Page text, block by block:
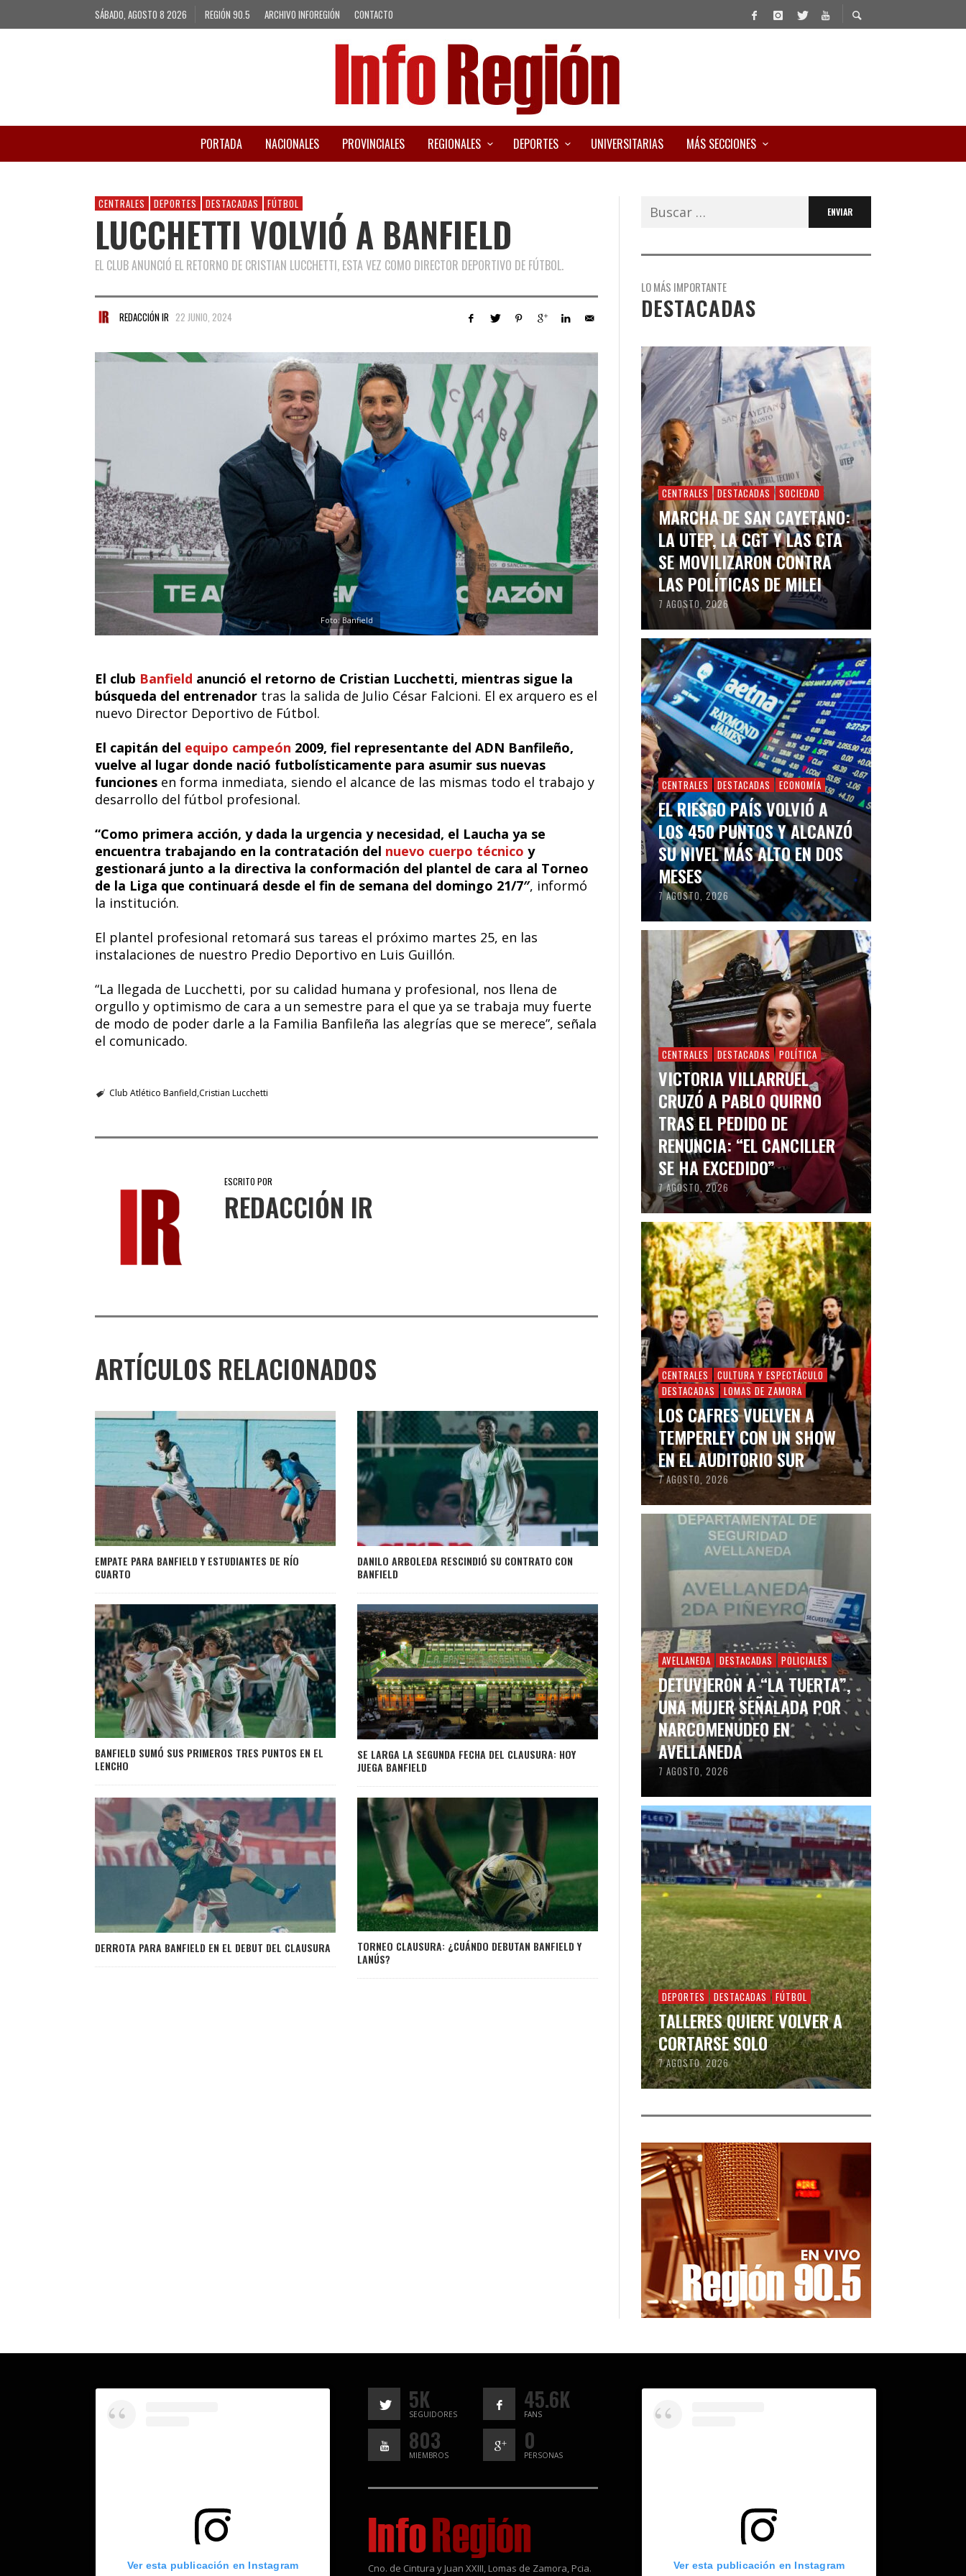
SÁBADO, AGOSTO 8 2026 REGIÓN 90.5 ARCHIVO INFOREGIÓN CONTACTO
PORTADA NACIONALES PROVINCIALES REGIONALES DEPORTES UNIVERSITARIAS MÁS SECCIONES
CENTRALES DEPORTES DESTACADAS FÚTBOL
LUCCHETTI VOLVIÓ A BANFIELD
EL CLUB ANUNCIÓ EL RETORNO DE CRISTIAN LUCCHETTI, ESTA VEZ COMO DIRECTOR DEPORTIVO DE FÚTBOL.
REDACCIÓN IR 22 JUNIO, 2024
Foto: Banfield
El club Banfield anunció el retorno de Cristian Lucchetti, mientras sigue la
búsqueda del entrenador tras la salida de Julio César Falcioni. El ex arquero es el
nuevo Director Deportivo de Fútbol.
El capitán del equipo campeón 2009, fiel representante del ADN Banfileño,
vuelve al lugar donde nació futbolísticamente para asumir sus nuevas
funciones en forma inmediata, siendo el alcance de las mismas todo el trabajo y
desarrollo del fútbol profesional.
“Como primera acción, y dada la urgencia y necesidad, el Laucha ya se
encuentra trabajando en la contratación del nuevo cuerpo técnico y
gestionará junto a la directiva la conformación del plantel de cara al Torneo
de la Liga que continuará desde el fin de semana del domingo 21/7″, informó
la institución.
El plantel profesional retomará sus tareas el próximo martes 25, en las
instalaciones de nuestro Predio Deportivo en Luis Guillón.
“La llegada de Lucchetti, por su calidad humana y profesional, nos llena de
orgullo y optimismo de cara a un semestre para el que ya se trabaja muy fuerte
de modo de poder darle a la Familia Banfileña las alegrías que se merece”, señala
el comunicado.
Club Atlético Banfield Cristian Lucchetti
ESCRITO POR
REDACCIÓN IR
ARTÍCULOS RELACIONADOS
EMPATE PARA BANFIELD Y ESTUDIANTES DE RÍO
CUARTO
DANILO ARBOLEDA RESCINDIÓ SU CONTRATO CON
BANFIELD
BANFIELD SUMÓ SUS PRIMEROS TRES PUNTOS EN EL
LENCHO
SE LARGA LA SEGUNDA FECHA DEL CLAUSURA: HOY
JUEGA BANFIELD
DERROTA PARA BANFIELD EN EL DEBUT DEL CLAUSURA
TORNEO CLAUSURA: ¿CUÁNDO DEBUTAN BANFIELD Y
LANÚS?
Buscar:
LO MÁS IMPORTANTE
DESTACADAS
CENTRALES DESTACADAS SOCIEDAD
MARCHA DE SAN CAYETANO:
LA UTEP, LA CGT Y LAS CTA
SE MOVILIZARON CONTRA
LAS POLÍTICAS DE MILEI
7 AGOSTO, 2026
CENTRALES DESTACADAS ECONOMÍA
EL RIESGO PAÍS VOLVIÓ A
LOS 450 PUNTOS Y ALCANZÓ
SU NIVEL MÁS ALTO EN DOS
MESES
7 AGOSTO, 2026
CENTRALES DESTACADAS POLÍTICA
VICTORIA VILLARRUEL
CRUZÓ A PABLO QUIRNO
TRAS EL PEDIDO DE
RENUNCIA: “EL CANCILLER
SE HA EXCEDIDO”
7 AGOSTO, 2026
CENTRALES
CULTURA Y ESPECTÁCULO
DESTACADAS
LOMAS DE ZAMORA
LOS CAFRES VUELVEN A
TEMPERLEY CON UN SHOW
EN EL AUDITORIO SUR
7 AGOSTO, 2026
AVELLANEDA DESTACADAS POLICIALES
DETUVIERON A “LA TUERTA”,
UNA MUJER SEÑALADA POR
NARCOMENUDEO EN
AVELLANEDA
7 AGOSTO, 2026
DEPORTES DESTACADAS FÚTBOL
TALLERES QUIERE VOLVER A
CORTARSE SOLO
7 AGOSTO, 2026
Ver esta publicación en Instagram
5K
SEGUIDORES
45.6K
FANS
803
MIEMBROS
0
PERSONAS
Cno. de Cintura y Juan XXIII, Lomas de Zamora, Pcia. Ver esta publicación en Instagram